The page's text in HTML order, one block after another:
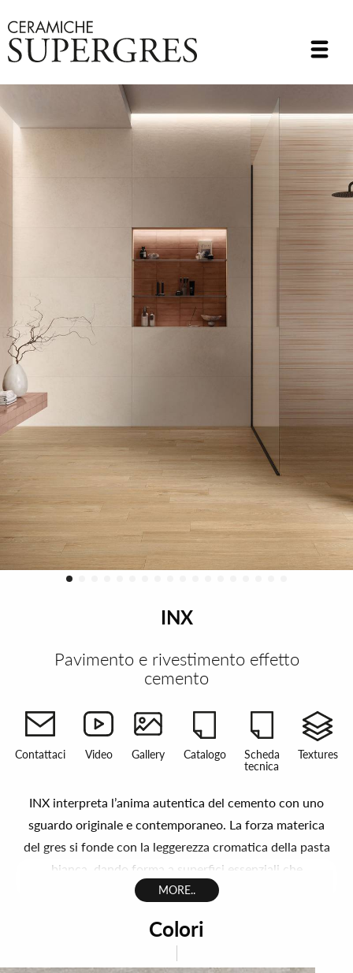
INX
Pavimento e rivestimento effetto
cemento
Contattaci Video Gallery Catalogo
Scheda
tecnica
Textures
INX interpreta l’anima autentica del cemento con uno
sguardo originale e contemporaneo. La forza materica
del gres si fonde con la leggerezza cromatica della pasta
bianca, dando forma a superfici essenziali che
ripropongono la natura del cemento: versatile e
porcellanato di INX si sviluppa in toni neutri e naturali:
MORE..
Colori